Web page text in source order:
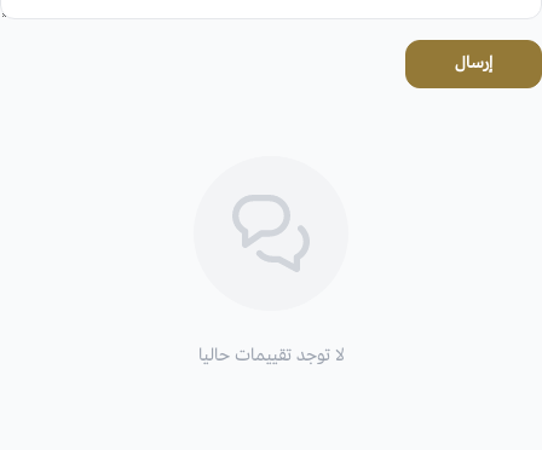
إرسال
لا توجد تقييمات حاليا